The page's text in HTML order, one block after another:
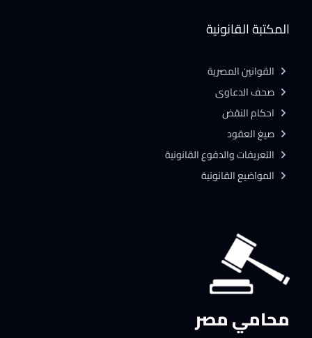
محامي مصر
المكتبة القانونية
القوانين المصرية
صحف الدعاوى
احكام النقض
صيغ العقود
التعريفات والدفوع القانونية
المواضيع القانونية